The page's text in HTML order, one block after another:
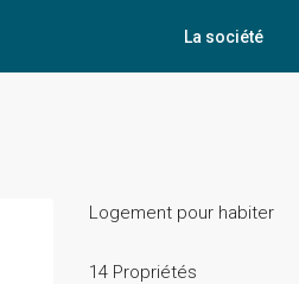
La société
Logement pour habiter
14 Propriétés